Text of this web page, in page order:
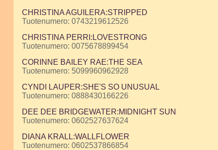
CHRISTINA AGUILERA:STRIPPED
Tuotenumero: 0743219612526
CHRISTINA PERRI:LOVESTRONG
Tuotenumero: 0075678899454
CORINNE BAILEY RAE:THE SEA
Tuotenumero: 5099960962928
CYNDI LAUPER:SHE'S SO UNUSUAL
Tuotenumero: 0888430166226
DEE DEE BRIDGEWATER:MIDNIGHT SUN
Tuotenumero: 0602527637624
DIANA KRALL:WALLFLOWER
Tuotenumero: 0602537866854